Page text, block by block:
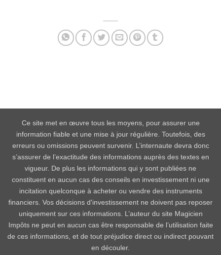
Ce site met en œuvre tous les moyens, pour assurer une
information fiable et une mise à jour régulière. Toutefois, des
erreurs ou omissions peuvent survenir. L’internaute devra donc
s’assurer de l’exactitude des informations auprès des textes en
vigueur. De plus les informations qui y sont publiées ne
constituent en aucun cas des conseils en investissement ni une
incitation quelconque à acheter ou vendre des instruments
financiers. Vos décisions d'investissement ne doivent pas reposer
uniquement sur ces informations. L’auteur du site Magicien
Impôts ne peut en aucun cas être responsable de l’utilisation faite
de ces informations, et de tout préjudice direct ou indirect pouvant
en découler.